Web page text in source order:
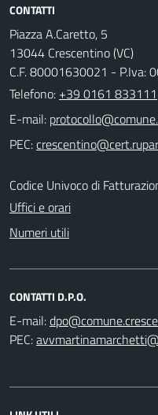
CONTATTI
Piazza A.Caretto, 5
13044 Crescentino (VC)
C.F. 80001630021 - P.Iva:
Telefono: +39 0161 833111
E-mail:
PEC:
Codice Univoco di
Uffici e orari
Numeri utili
CONTATTI D.P.O.
E-mail:
PEC: